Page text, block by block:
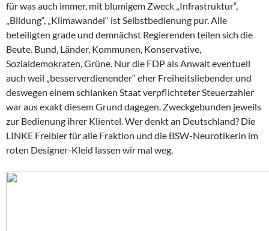
für was auch immer, mit blumigem Zweck „Infrastruktur“,
„Bildung“, „Klimawandel“ ist Selbstbedienung pur. Alle
beteiligten grade und demnächst Regierenden teilen sich die
Beute. Bund, Länder, Kommunen, Konservative,
Sozialdemokraten, Grüne. Nur die FDP als Anwalt eventuell
auch weil „besserverdienender“ eher Freiheitsliebender und
deswegen einem schlanken Staat verpflichteter Steuerzahler
war aus exakt diesem Grund dagegen. Zweckgebunden jeweils
zur Bedienung ihrer Klientel. Wer denkt an Deutschland? Die
LINKE Freibier für alle Fraktion und die BSW-Neurotikerin im
roten Designer-Kleid lassen wir mal weg.